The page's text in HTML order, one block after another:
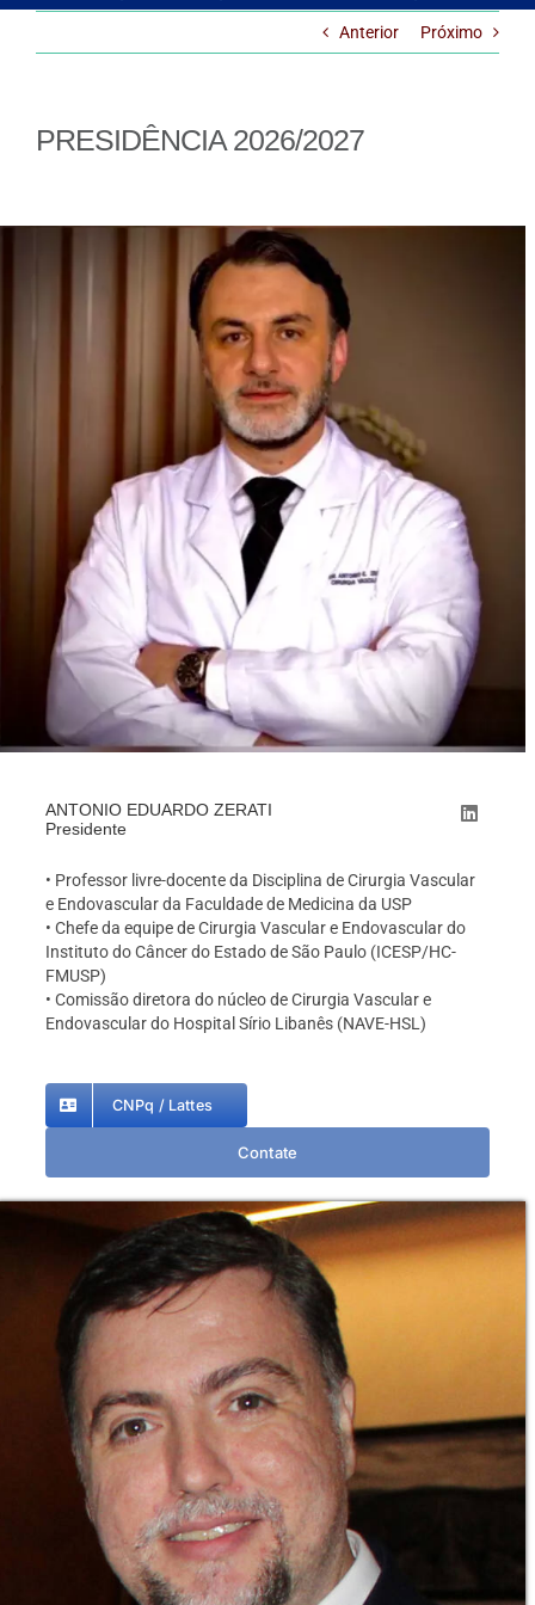
Anterior Próximo
PRESIDÊNCIA 2026/2027
ANTONIO EDUARDO ZERATI
Presidente
• Professor livre-docente da Disciplina de Cirurgia Vascular
e Endovascular da Faculdade de Medicina da USP
• ⁠Chefe da equipe de Cirurgia Vascular e Endovascular do
Instituto do Câncer do Estado de São Paulo (ICESP/HC-
FMUSP)
• ⁠Comissão diretora do núcleo de Cirurgia Vascular e
Endovascular do Hospital Sírio Libanês (NAVE-HSL)
CNPq / Lattes
Contate